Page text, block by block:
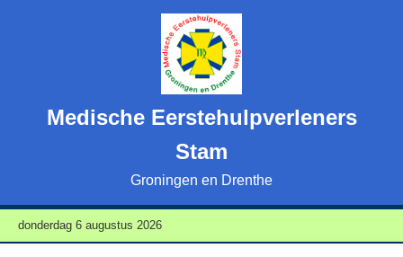
Medische Eerstehulpverleners
Stam
Groningen en Drenthe
donderdag 6 augustus 2026